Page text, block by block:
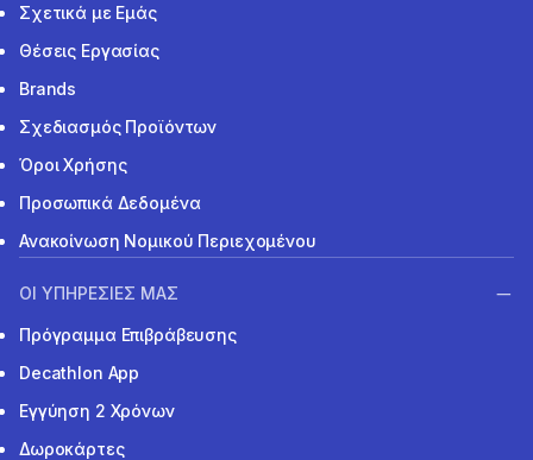
Σχετικά με Εμάς
Θέσεις Εργασίας
Brands
Σχεδιασμός Προϊόντων
Όροι Χρήσης
Προσωπικά Δεδομένα
Ανακοίνωση Νομικού Περιεχομένου
ΟΙ ΥΠΗΡΕΣΙΕΣ ΜΑΣ
Πρόγραμμα Επιβράβευσης
Decathlon App
Εγγύηση 2 Χρόνων
Δωροκάρτες